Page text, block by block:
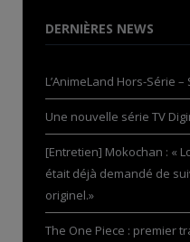
DERNIÈRES NEWS
L’AnimeLand Hors-Série
Une nouvelle série TV
[Entretien] Mokochan : «
était déjà demandé de
originel.»
The One Piece : premier